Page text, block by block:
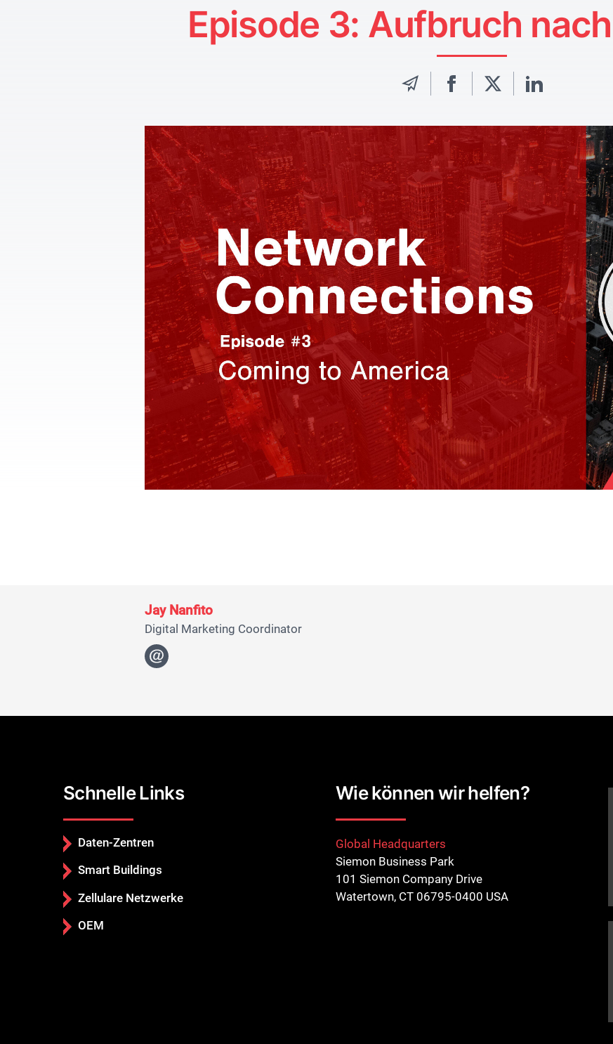
Episode 3: Aufbruch
Jay Nanfito
Digital Marketing Coordinator
Schnelle Links
Daten-Zentren
Smart Buildings
Zellulare Netzwerke
OEM
Wie können wir helfen?
Global Headquarters
Siemon Business Park
101 Siemon Company Drive
Watertown, CT 06795-0400 USA
Schließen Sie